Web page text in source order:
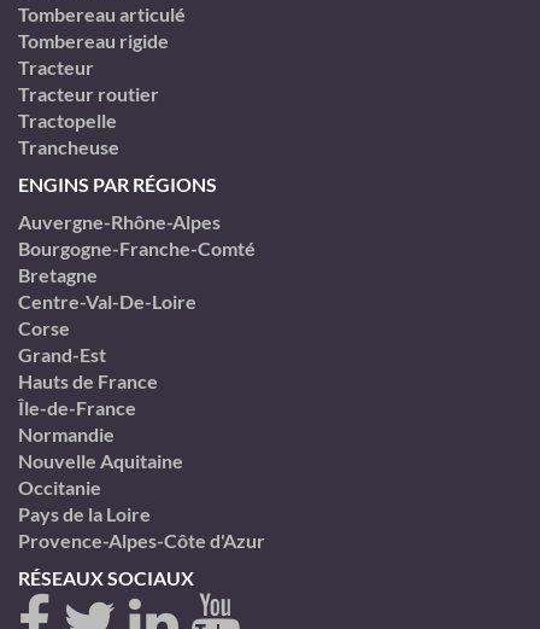
Tombereau articulé
Tombereau rigide
Tracteur
Tracteur routier
Tractopelle
Trancheuse
ENGINS PAR RÉGIONS
Auvergne-Rhône-Alpes
Bourgogne-Franche-Comté
Bretagne
Centre-Val-De-Loire
Corse
Grand-Est
Hauts de France
Île-de-France
Normandie
Nouvelle Aquitaine
Occitanie
Pays de la Loire
Provence-Alpes-Côte d'Azur
RÉSEAUX SOCIAUX